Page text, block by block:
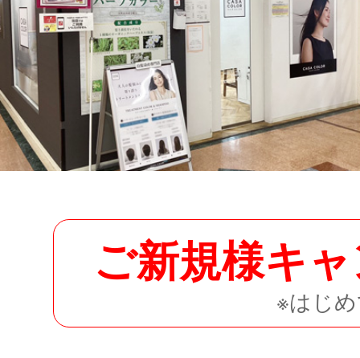
ご新規様キ
※はじ